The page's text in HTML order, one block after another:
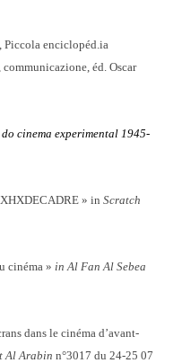
, Piccola enciclopéd.ia
éd. Oscar
cinema experimental 1945-
» in Scratch
cinéma » in Al Fan Al Sebea
dans le cinéma d’avant-
Al Arabin n°3017 du 24-25 07